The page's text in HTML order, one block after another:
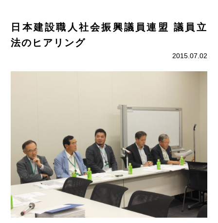
日本建設職人社会振興議員連盟 議員立
法のヒアリング
2015.07.02